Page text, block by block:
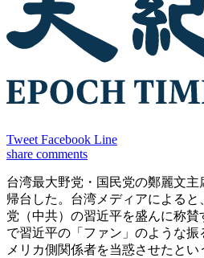
Tweet Facebook Line
share comments
台湾最大野党・国民党の鄭麗文主
帰台した。台湾メディアによる
党（中共）の習近平を盛んに称
で習近平の「ファン」のような
メリカ側関係者を当惑させたとい